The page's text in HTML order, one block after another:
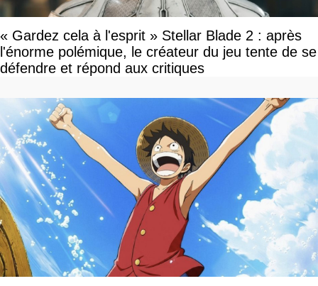
« Gardez cela à l'esprit » Stellar Blade 2 : après
l'énorme polémique, le créateur du jeu tente de se
défendre et répond aux critiques